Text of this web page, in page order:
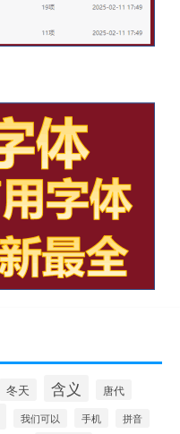
冬天 含义 唐代
我们可以 手机 拼音